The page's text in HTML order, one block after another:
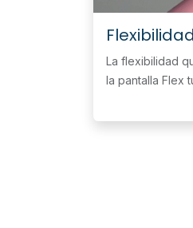
Flexibilidad
La flexibilidad
la pantalla Flex